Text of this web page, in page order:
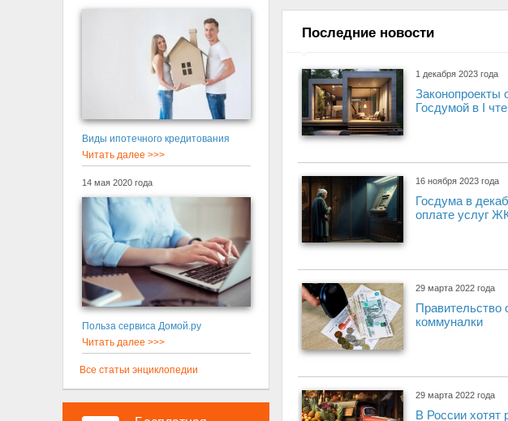
Виды ипотечного кредитования
Читать далее >>>
14 мая 2020 года
Польза сервиса Домой.ру
Читать далее >>>
Все статьи энциклопедии
Последние новости
1 декабря 2023 года
Госдумой в I
16 ноября 2023 года
Госдума в
оплате услуг
29 марта 2022 года
Правительство
коммуналки
29 марта 2022 года
В России хотят